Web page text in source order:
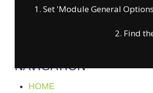
1. Set 'Module General
2. Find
FOLLOW US
youtube
NAVIGATION
HOME